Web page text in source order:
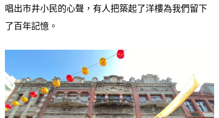
唱出市井小民的心聲，有人把築起了洋樓為我們留下
了百年記憶。